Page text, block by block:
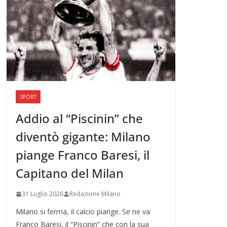
SPORT
Addio al “Piscinin” che
diventò gigante: Milano
piange Franco Baresi, il
Capitano del Milan
31 Luglio 2026 Redazione Milano
Milano si ferma, il calcio piange. Se ne va
Franco Baresi, il “Piscinin” che con la sua